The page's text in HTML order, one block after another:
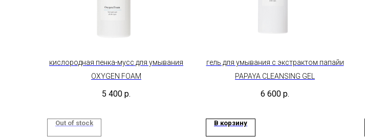
кислородная пенка-мусс для умывания
OXYGEN FOAM
5 400 р.
Out of stock
гель для умывания с экстрактом папайи
PAPAYA CLEANSING GEL
6 600 р.
В корзину